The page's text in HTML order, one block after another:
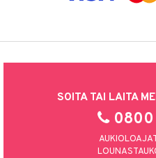
SOITA TAI LAITA
0800